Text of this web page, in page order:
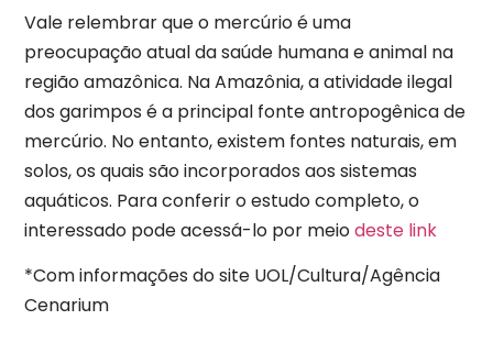
Vale relembrar que o mercúrio é uma
preocupação atual da saúde humana e animal na
região amazônica. Na Amazônia, a atividade ilegal
dos garimpos é a principal fonte antropogênica de
mercúrio. No entanto, existem fontes naturais, em
solos, os quais são incorporados aos sistemas
aquáticos. Para conferir o estudo completo, o
interessado pode acessá-lo por meiodeste link
*Com informações do site UOL/Cultura/Agência
Cenarium